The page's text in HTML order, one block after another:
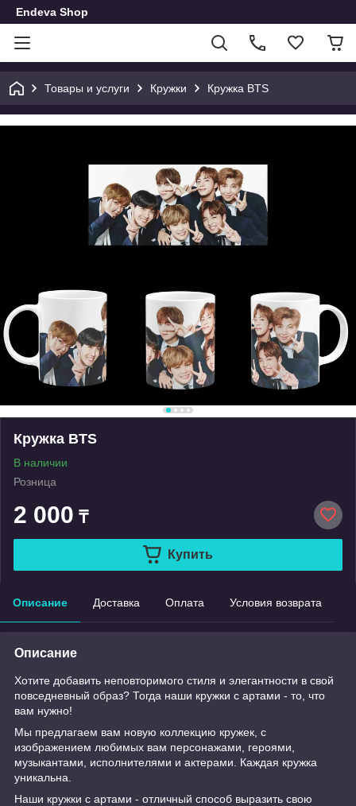
Endeva Shop
Товары и услуги Кружки Кружка BTS
Кружка BTS
В наличии
Розница
2 000 ₸
Купить
Описание Доставка Оплата Условия возврата
Описание
Хотите добавить неповторимого стиля и элегантности в свой
повседневный образ? Тогда наши кружки с артами - то, что
вам нужно!
Мы предлагаем вам новую коллекцию кружек, с
изображением любимых вам персонажами, героями,
музыкантами, исполнителями и актерами. Каждая кружка
уникальна.
Наши кружки с артами - отличный способ выразить свою